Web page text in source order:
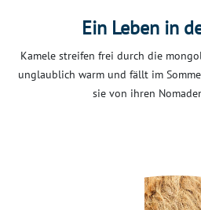
Ein Leben in
Kamele streifen frei durch die
unglaublich warm und fällt im
sie von ihren